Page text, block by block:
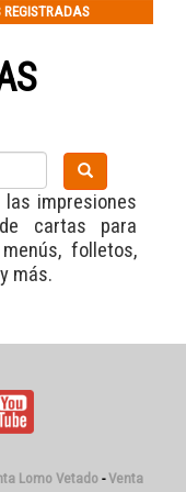
impresiones
cartas para
folletos,
más.
Lomo Vetado-Venta